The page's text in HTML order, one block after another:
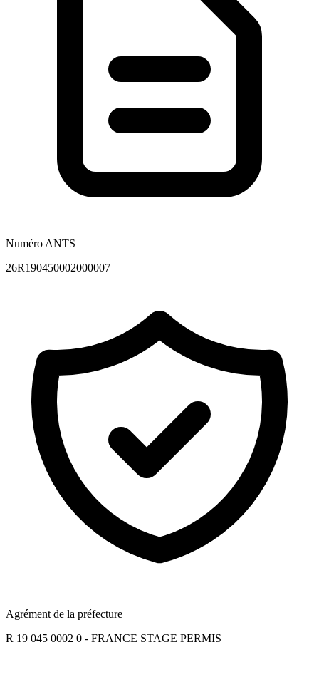
Numéro ANTS
26R190450002000007
Agrément de la préfecture
R 19 045 0002 0 - FRANCE STAGE PERMIS